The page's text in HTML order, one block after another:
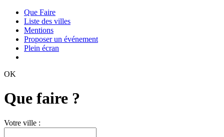
Que Faire
Liste des villes
Mentions
Proposer un événement
Plein écran
OK
Que faire ?
Votre ville :